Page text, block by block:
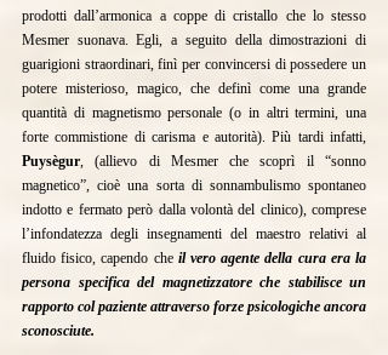
prodotti dall’armonica a coppe di cristallo che lo stesso
Mesmer suonava. Egli, a seguito della dimostrazioni di
guarigioni straordinari, finì per convincersi di possedere un
potere misterioso, magico, che definì come una grande
quantità di magnetismo personale (o in altri termini, una
Puysègur , (allievo di Mesmer che scoprì il “sonno
magnetico”, cioè una sorta di sonnambulismo spontaneo
indotto e fermato però dalla volontà del clinico), comprese
l’infondatezza degli insegnamenti del maestro relativi al
fluido fisico, capendo che il vero agente della cura era la
persona specifica del magnetizzatore che stabilisce un
rapporto col paziente attraverso forze psicologiche ancora
sconosciute.